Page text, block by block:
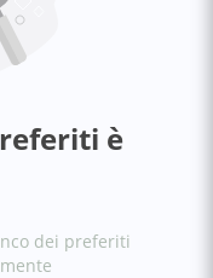
è
dei preferiti